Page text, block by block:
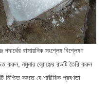
পদার্থের রাসায়নিক সংশ্লেষ বিশ্লেষণ
করুন, নমুনার ব্রোঞ্জের রডটি তৈরি করুন
নিশ্চিত করতে যে শারীরিক প্রবণতা